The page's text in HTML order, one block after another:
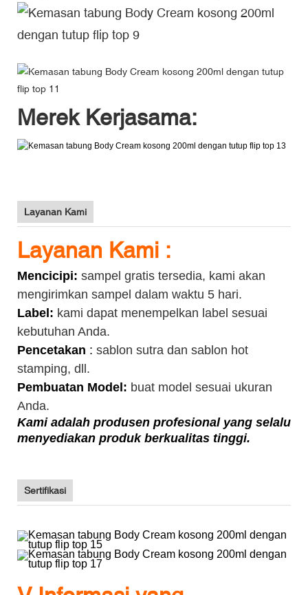
Merek Kerjasama:
Layanan Kami
Layanan Kami :
Mencicipi: sampel gratis tersedia, kami akan
mengirimkan sampel dalam waktu 5 hari.
Label: kami dapat menempelkan label sesuai
kebutuhan Anda.
Pencetakan : sablon sutra dan sablon hot
stamping, dll.
Pembuatan Model: buat model sesuai ukuran
Anda.
Kami adalah produsen profesional yang selalu
menyediakan produk berkualitas tinggi.
Sertifikasi